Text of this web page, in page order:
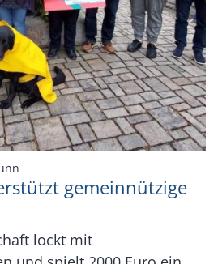
gemeinnützige
lockt mit